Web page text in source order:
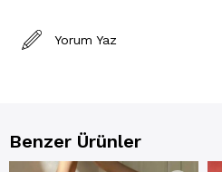
Yorum Yaz
Benzer Ürünler